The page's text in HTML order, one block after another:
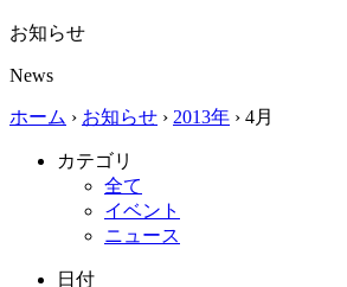
お知らせ
News
ホーム › お知らせ › 2013年 › 4月
カテゴリ
全て
イベント
ニュース
日付